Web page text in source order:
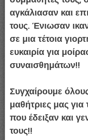
αγκάλιασαν και
τους. Ένιωσαν
σε μια τέτοια
ευκαιρία για
συναισθημάτων!!
Συγχαίρουμε
μαθήτριες μας
που έδειξαν και
τους!!